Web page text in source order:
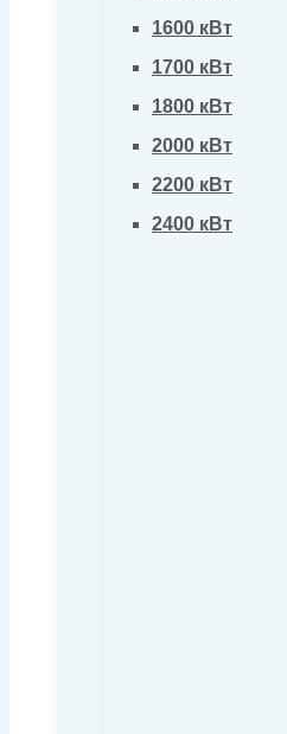
1600 кВт
1700 кВт
1800 кВт
2000 кВт
2200 кВт
2400 кВт